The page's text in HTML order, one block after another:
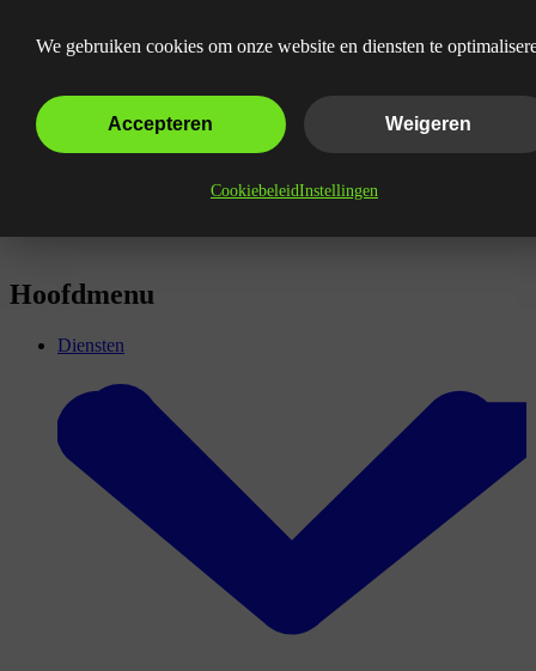
Wat is A/B testing?
Hoofdmenu
Diensten
We gebruiken cookies om onze website en diensten te
Accepteren Weigeren
CookiebeleidInstellingen